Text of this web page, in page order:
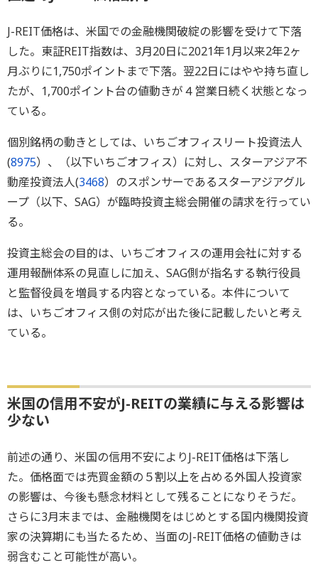
J-REIT価格は、米国での金融機関破綻の影響を受けて下落
した。東証REIT指数は、3月20日に2021年1月以来2年2ヶ
月ぶりに1,750ポイントまで下落。翌22日にはやや持ち直し
たが、1,700ポイント台の値動きが４営業日続く状態となっ
ている。
個別銘柄の動きとしては、いちごオフィスリート投資法人
(8975）、（以下いちごオフィス）に対し、スターアジア不
動産投資法人(3468）のスポンサーであるスターアジアグル
ープ（以下、SAG）が臨時投資主総会開催の請求を行ってい
る。
投資主総会の目的は、いちごオフィスの運用会社に対する
運用報酬体系の見直しに加え、SAG側が指名する執行役員
と監督役員を増員する内容となっている。本件について
は、いちごオフィス側の対応が出た後に記載したいと考え
ている。
米国の信用不安がJ-REITの業績に与える影響は
少ない
前述の通り、米国の信用不安によりJ-REIT価格は下落し
た。価格面では売買金額の５割以上を占める外国人投資家
の影響は、今後も懸念材料として残ることになりそうだ。
さらに3月末までは、金融機関をはじめとする国内機関投資
家の決算期にも当たるため、当面のJ-REIT価格の値動きは
弱含むこと可能性が高い。